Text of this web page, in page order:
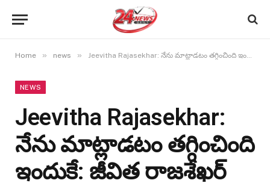
Home » news » Jeevitha Rajasekhar: నేను మాట్లాడటం తగ్గించింది ఇందుకే: జీవిత రాజశేఖర్
NEWS
Jeevitha Rajasekhar:
నేను మాట్లాడటం తగ్గించింది
ఇందుకే: జీవిత రాజశేఖర్